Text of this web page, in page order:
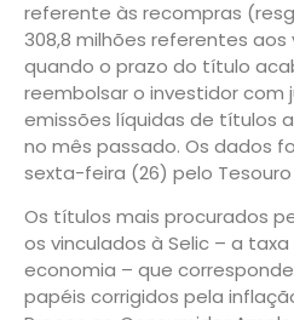
referente às recompras
308,8 milhões referentes
quando o prazo do título
reembolsar o investidor com
emissões líquidas de títulos
no mês passado. Os dados
sexta-feira (26) pelo Tesouro
Os títulos mais procurados
os vinculados à Selic – a
economia – que
papéis corrigidos pela